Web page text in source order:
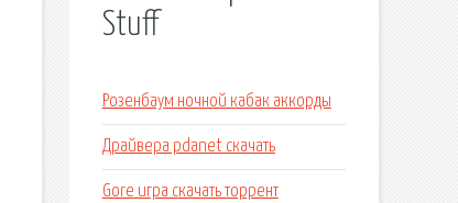
Stuff
Розенбаум ночной кабак аккорды
Драйвера pdanet скачать
Gore игра скачать торрент